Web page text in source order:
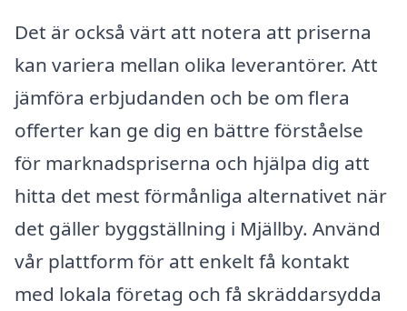
Det är också värt att notera att priserna
kan variera mellan olika leverantörer. Att
jämföra erbjudanden och be om flera
offerter kan ge dig en bättre förståelse
för marknadspriserna och hjälpa dig att
hitta det mest förmånliga alternativet när
det gäller byggställning i Mjällby. Använd
vår plattform för att enkelt få kontakt
med lokala företag och få skräddarsydda